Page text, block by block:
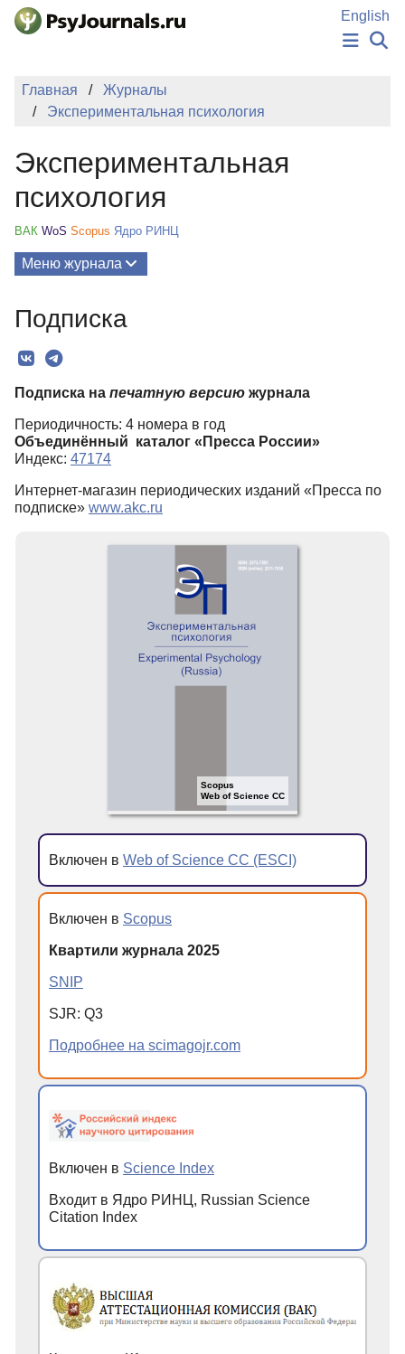
Перейти к основному содержанию
English
НОВОСТИ
БАЗА ЗНАНИЙ
Регистрация
Главная
Журналы
Экспериментальная психология
Экспериментальная
психология
ВАК WoS Scopus Ядро РИНЦ
Меню журнала
О Журнале
Миссия
Редколлегия
Редакционная политика
Индексирование
Для авторов
Подписка
Подписка на печатную версию журнала
Периодичность: 4 номера в год
Объединённый каталог «Пресса России»
Индекс: 47174
Интернет-магазин периодических изданий «Пресса по
подписке» www.akc.ru
Scopus
Web of Science CC
Включен в Web of Science CC (ESCI)
Включен в Scopus
Квартили журнала 2025
SNIP
SJR: Q3
Подробнее на scimagojr.com
Включен в Science Index
Входит в Ядро РИНЦ, Russian Science
Citation Index